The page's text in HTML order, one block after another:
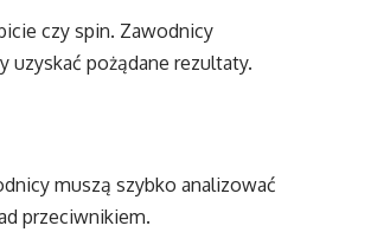
czy spin. Zawodnicy
pożądane rezultaty.
muszą szybko analizować
przeciwnikiem.